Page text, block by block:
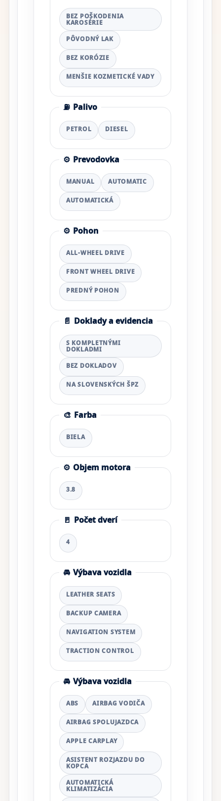
BEZ POŠKODENIA
KAROSÉRIE
PÔVODNÝ LAK
BEZ KORÓZIE
MENŠIE KOZMETICKÉ VADY
⛽ Palivo
PETROL DIESEL
⚙️ Prevodovka
MANUAL AUTOMATIC
AUTOMATICKÁ
⚙️ Pohon
ALL-WHEEL DRIVE
FRONT WHEEL DRIVE
PREDNÝ POHON
📄 Doklady a evidencia
S KOMPLETNÝMI
DOKLADMI
BEZ DOKLADOV
NA SLOVENSKÝCH ŠPZ
🎨 Farba
BIELA
⚙️ Objem motora
3.8
🚪 Počet dverí
4
🚘 Výbava vozidla
LEATHER SEATS
BACKUP CAMERA
NAVIGATION SYSTEM
TRACTION CONTROL
🚘 Výbava vozidla
ABS AIRBAG VODIČA
AIRBAG SPOLUJAZDCA
APPLE CARPLAY
ASISTENT ROZJAZDU DO
KOPCA
AUTOMATICKÁ
KLIMATIZÁCIA